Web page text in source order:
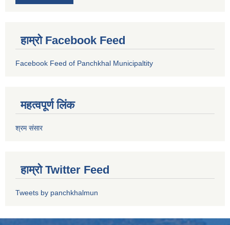
हाम्रो Facebook Feed
Facebook Feed of Panchkhal Municipaltity
महत्वपूर्ण लिंक
श्रम संसार
हाम्रो Twitter Feed
Tweets by panchkhalmun